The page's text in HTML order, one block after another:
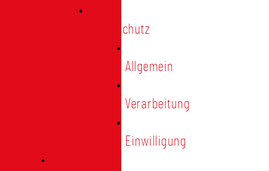
Datenschutz
Allgemein
Verarbeitung
Einwilligung